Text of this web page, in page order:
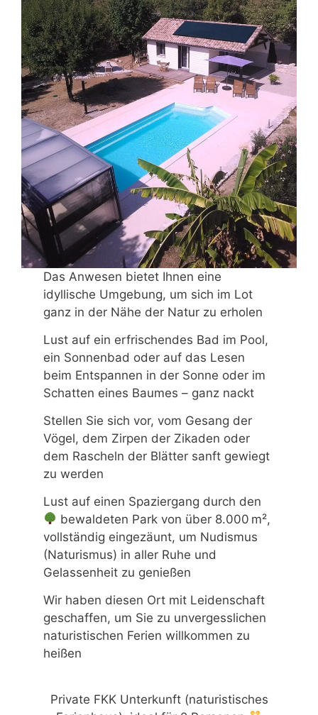
Das Anwesen bietet Ihnen eine
idyllische Umgebung, um sich im Lot
ganz in der Nähe der Natur zu erholen
Lust auf ein erfrischendes Bad im Pool,
ein Sonnenbad oder auf das Lesen
beim Entspannen in der Sonne oder im
Schatten eines Baumes – ganz nackt
Stellen Sie sich vor, vom Gesang der
Vögel, dem Zirpen der Zikaden oder
dem Rascheln der Blätter sanft gewiegt
zu werden
Lust auf einen Spaziergang durch den
bewaldeten Park von über 8.000 m²,
vollständig eingezäunt, um Nudismus
(Naturismus) in aller Ruhe und
Gelassenheit zu genießen
Wir haben diesen Ort mit Leidenschaft
geschaffen, um Sie zu unvergesslichen
naturistischen Ferien willkommen zu
heißen
Private FKK Unterkunft (naturistisches